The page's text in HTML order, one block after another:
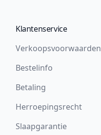
Klantenservice
Verkoopsvoorwaarden
Bestelinfo
Betaling
Herroepingsrecht
Slaapgarantie